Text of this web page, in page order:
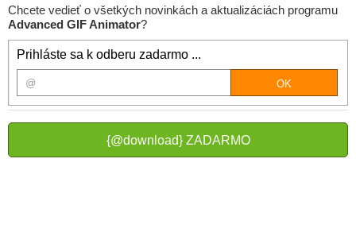
Chcete vedieť o všetkých novinkách a aktualizáciách programu
Advanced GIF Animator?
Prihláste sa k odberu zadarmo ...
{@download} ZADARMO